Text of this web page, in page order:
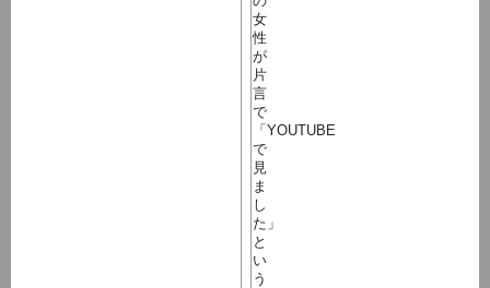
女
性
が
片
言
で
「YOUTUBE
で
見
ま
し
た」
と
い
う